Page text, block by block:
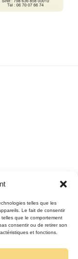
telles que les
Le fait de consentir
que le comportement
consentir ou de retirer son
et fonctions.
NOUS
FACEBOOK